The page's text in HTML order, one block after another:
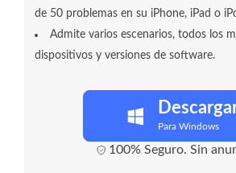
de 50 problemas en su iPhone, iPad o
Admite varios escenarios, todos los
dispositivos y versiones de software.
Para Windows
100% Seguro. Sin